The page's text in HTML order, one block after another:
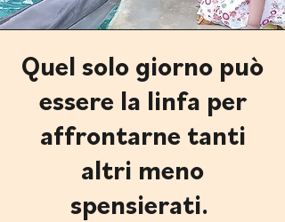
Quel solo giorno può
essere la linfa per
affrontarne tanti
altri meno
spensierati.